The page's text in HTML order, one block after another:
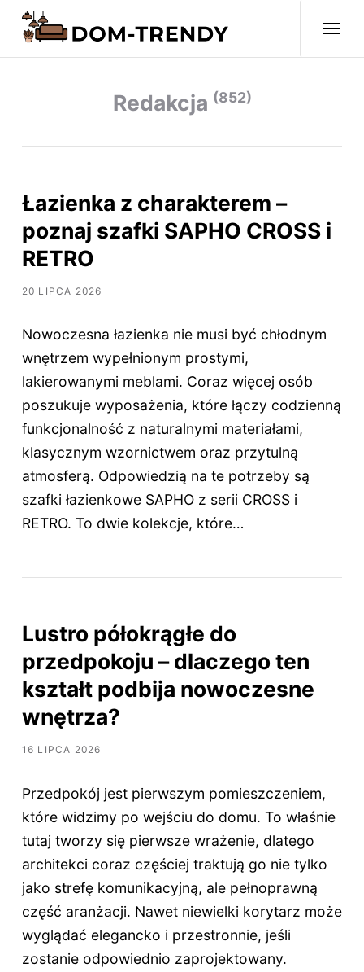
Redakcja (852)
Łazienka z charakterem –
poznaj szafki SAPHO CROSS i
RETRO
20 LIPCA 2026
Nowoczesna łazienka nie musi być chłodnym
wnętrzem wypełnionym prostymi,
lakierowanymi meblami. Coraz więcej osób
poszukuje wyposażenia, które łączy codzienną
funkcjonalność z naturalnymi materiałami,
klasycznym wzornictwem oraz przytulną
atmosferą. Odpowiedzią na te potrzeby są
szafki łazienkowe SAPHO z serii CROSS i
RETRO. To dwie kolekcje, które…
Lustro półokrągłe do
przedpokoju – dlaczego ten
kształt podbija nowoczesne
wnętrza?
16 LIPCA 2026
Przedpokój jest pierwszym pomieszczeniem,
które widzimy po wejściu do domu. To właśnie
tutaj tworzy się pierwsze wrażenie, dlatego
architekci coraz częściej traktują go nie tylko
jako strefę komunikacyjną, ale pełnoprawną
część aranżacji. Nawet niewielki korytarz może
wyglądać elegancko i przestronnie, jeśli
zostanie odpowiednio zaprojektowany.